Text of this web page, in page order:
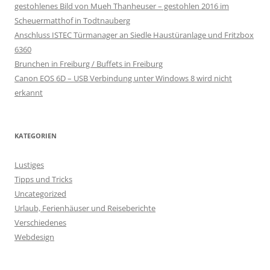
gestohlenes Bild von Mueh Thanheuser – gestohlen 2016 im
Scheuermatthof in Todtnauberg
Anschluss ISTEC Türmanager an Siedle Haustüranlage und Fritzbox
6360
Brunchen in Freiburg / Buffets in Freiburg
Canon EOS 6D – USB Verbindung unter Windows 8 wird nicht
erkannt
KATEGORIEN
Lustiges
Tipps und Tricks
Uncategorized
Urlaub, Ferienhäuser und Reiseberichte
Verschiedenes
Webdesign